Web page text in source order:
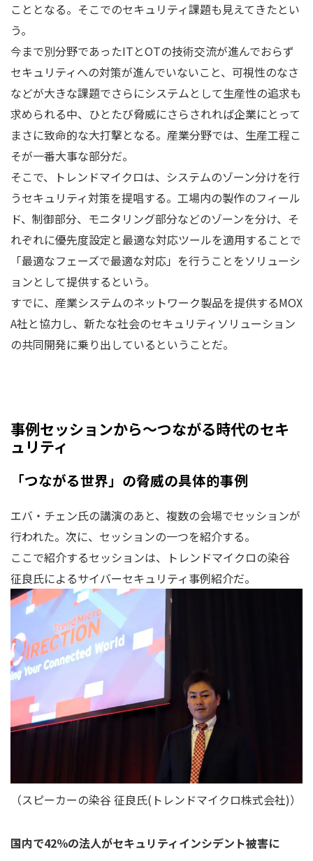
こととなる。そこでのセキュリティ課題も見えてきたとい
う。
今まで別分野であったITとOTの技術交流が進んでおらず
セキュリティへの対策が進んでいないこと、可視性のなさ
などが大きな課題でさらにシステムとして生産性の追求も
求められる中、ひとたび脅威にさらされれば企業にとって
まさに致命的な大打撃となる。産業分野では、生産工程こ
そが一番大事な部分だ。
そこで、トレンドマイクロは、システムのゾーン分けを行
うセキュリティ対策を提唱する。工場内の製作のフィール
ド、制御部分、モニタリング部分などのゾーンを分け、そ
れぞれに優先度設定と最適な対応ツールを適用することで
「最適なフェーズで最適な対応」を行うことをソリューシ
ョンとして提供するという。
すでに、産業システムのネットワーク製品を提供するMOX
A社と協力し、新たな社会のセキュリティソリューション
の共同開発に乗り出しているということだ。
事例セッションから～つながる時代のセキ
ュリティ
「つながる世界」の脅威の具体的事例
エバ・チェン氏の講演のあと、複数の会場でセッションが
行われた。次に、セッションの一つを紹介する。
ここで紹介するセッションは、トレンドマイクロの染谷
征良氏によるサイバーセキュリティ事例紹介だ。
（スピーカーの染谷 征良氏(トレンドマイクロ株式会社)）
国内で42％の法人がセキュリティインシデント被害に